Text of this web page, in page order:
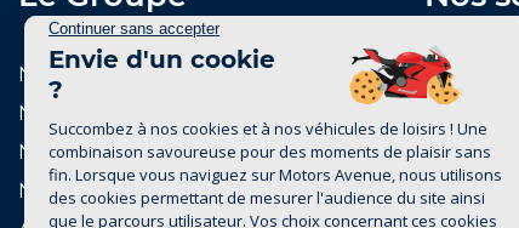
Notre histoire
Notre réseau de concessions
Notre réseau de marques
Nous rejoindre
Reprise
Notre
Achat de